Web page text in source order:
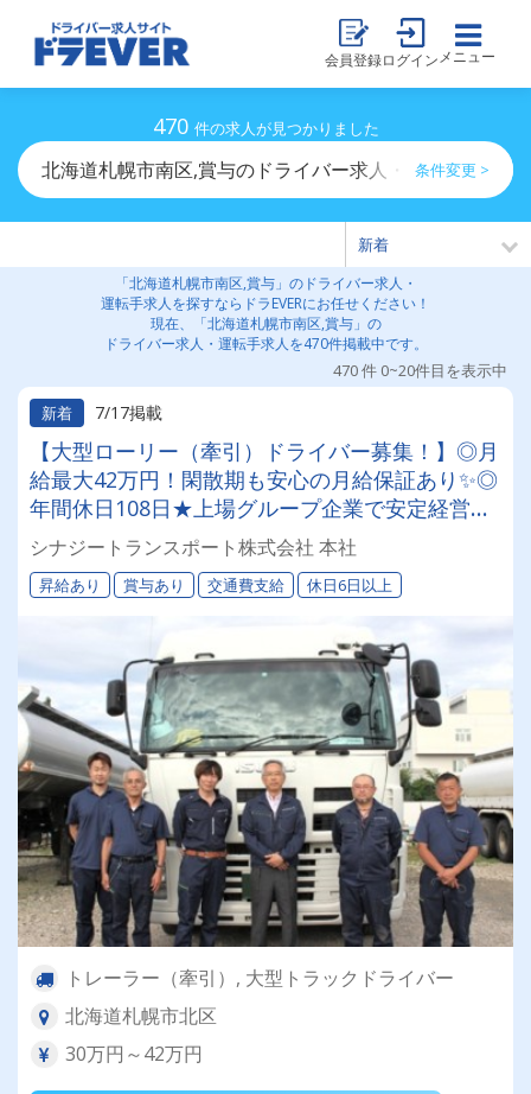
会員登録ログイン メニュー
470 件の求人が見つかりました
北海道札幌市南区,賞与のドライバー求人・運転手求人一
条件変更 >
「北海道札幌市南区,賞与」のドライバー求人・
運転手求人を探すならドラEVERにお任せください！
現在、「北海道札幌市南区,賞与」の
ドライバー求人・運転手求人を470件掲載中です。
470 件 0~20件目を表示中
新着
7/17掲載
【大型ローリー（牽引）ドライバー募集！】◎月
給最大42万円！閑散期も安心の月給保証あり✨◎
年間休日108日★上場グループ企業で安定経営◎
退職金＆再雇用あり◎専属車両＆同乗研修あり！
シナジートランスポート株式会社 本社
昇給あり 賞与あり 交通費支給 休日6日以上
トレーラー（牽引）, 大型トラックドライバー
北海道札幌市北区
30万円～42万円